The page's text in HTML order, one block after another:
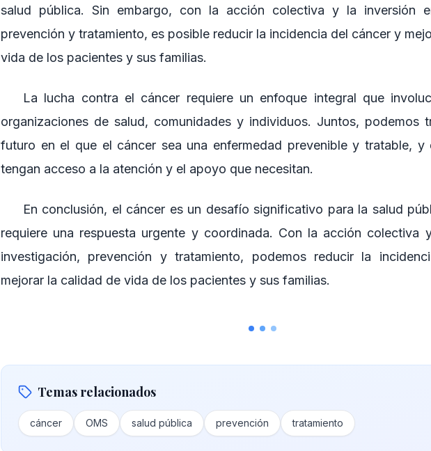
salud pública. Sin embargo, con la acción colectiva y la inversión
prevención y tratamiento, es posible reducir la incidencia del cáncer y
vida de los pacientes y sus familias.
La lucha contra el cáncer requiere un enfoque integral que
organizaciones de salud, comunidades y individuos. Juntos, podemos
futuro en el que el cáncer sea una enfermedad prevenible y tratable,
tengan acceso a la atención y el apoyo que necesitan.
En conclusión, el cáncer es un desafío significativo para la salud
requiere una respuesta urgente y coordinada. Con la acción colectiva
investigación, prevención y tratamiento, podemos reducir la
mejorar la calidad de vida de los pacientes y sus familias.
Temas relacionados
cáncer OMS salud pública prevención tratamiento